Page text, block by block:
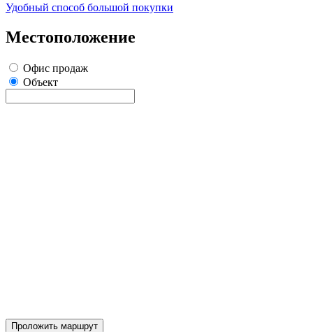
Удобный способ большой покупки
Местоположение
Офис продаж
Объект
Проложить маршрут